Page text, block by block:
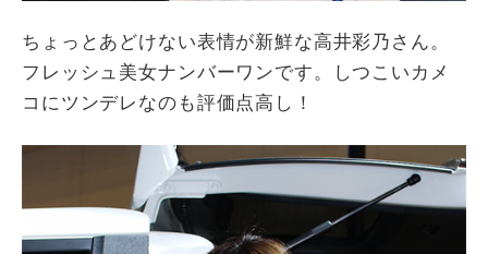
ちょっとあどけない表情が新鮮な高井彩乃さん。
フレッシュ美女ナンバーワンです。しつこいカメ
コにツンデレなのも評価点高し！